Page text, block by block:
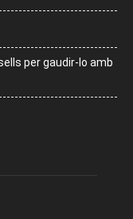
per gaudir-lo amb